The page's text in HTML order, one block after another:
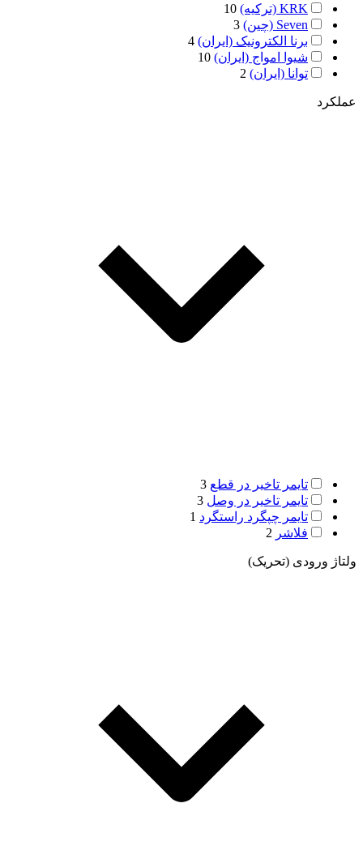
KRK (ترکیه)
10
Seven (چین)
3
برنا الکترونیک (ایران) 4
شیوا امواج (ایران) 10
توانا (ایران) 2
عملکرد
تایمر تاخیر در قطع 3
تایمر تاخیر در وصل 3
تایمر چپگرد راستگرد 1
فلاشر 2
ولتاژ ورودی (تحریک)